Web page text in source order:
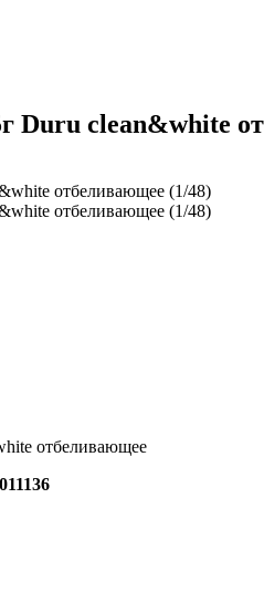
Duru clean&white
отбеливающее